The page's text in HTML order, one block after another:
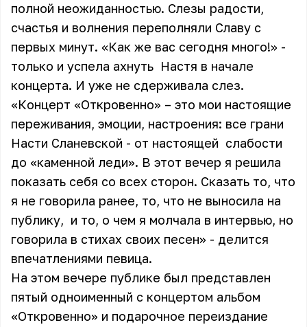
полной неожиданностью. Слезы радости,
счастья и волнения переполняли Славу с
первых минут. «Как же вас сегодня много!» -
только и успела ахнуть Настя в начале
концерта. И уже не сдерживала слез.
«Концерт «Откровенно» – это мои настоящие
переживания, эмоции, настроения: все грани
Насти Сланевской - от настоящей слабости
до «каменной леди». В этот вечер я решила
показать себя со всех сторон. Сказать то, что
я не говорила ранее, то, что не выносила на
публику, и то, о чем я молчала в интервью, но
говорила в стихах своих песен» - делится
впечатлениями певица.
На этом вечере публике был представлен
пятый одноименный с концертом альбом
«Откровенно» и подарочное переиздание